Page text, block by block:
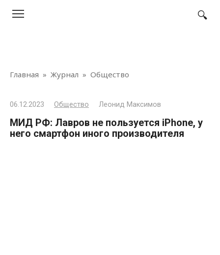
Главная » Журнал » Общество
06.12.2023 Общество Леонид Максимов
МИД РФ: Лавров не пользуется iPhone, у
него смартфон иного производителя